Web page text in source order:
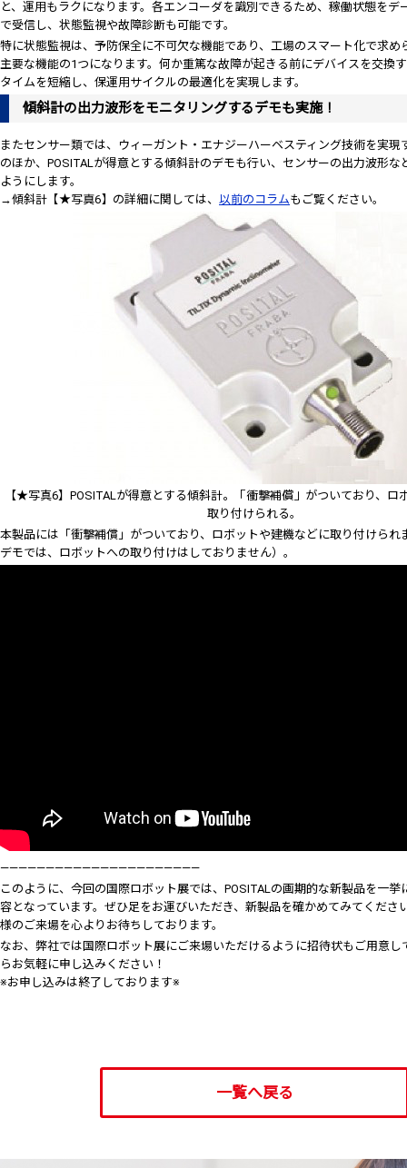
と、運用もラクになります。各エンコーダを識別できるため、稼働状態をデ
で受信し、状態監視や故障診断も可能です。
特に状態監視は、予防保全に不可欠な機能であり、工場のスマート化で求め
主要な機能の1つになります。何か重篤な故障が起きる前にデバイスを交換
タイムを短縮し、保運用サイクルの最適化を実現します。
傾斜計の出力波形をモニタリングするデモも実施！
またセンサー類では、ウィーガント・エナジーハーベスティング技術を実現
のほか、POSITALが得意とする傾斜計のデモも行い、センサーの出力波形な
ようにします。
→傾斜計【★写真6】の詳細に関しては、 以前のコラムもご覧ください。
【★写真6】POSITALが得意とする傾斜計。「衝撃補償」がついており、ロ
取り付けられる。
本製品には「衝撃補償」がついており、ロボットや建機などに取り付けられ
デモでは、ロボットへの取り付けはしておりません）。
——————————————————————
このように、今回の国際ロボット展では、POSITALの画期的な新製品を一挙
容となっています。ぜひ足をお運びいただき、新製品を確かめてみてくだ
様のご来場を心よりお待ちしております。
なお、弊社では国際ロボット展にご来場いただけるように招待状もご用意し
らお気軽に申し込みください！
※お申し込みは終了しております※
一覧へ戻る